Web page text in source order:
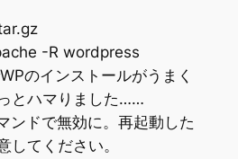
-R wordpress
のインストールがうまく
とハマりました……
ンドで無効に。再起動した
してください。